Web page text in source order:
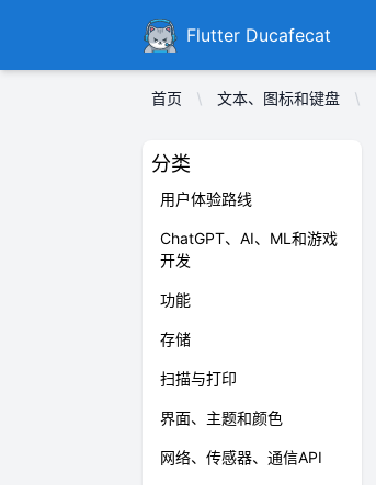
DucafecatFlutter Ducafecat
首页 文本、图标和键盘
分类
用户体验路线
ChatGPT、AI、ML和游戏
开发
功能
存储
扫描与打印
界面、主题和颜色
网络、传感器、通信API